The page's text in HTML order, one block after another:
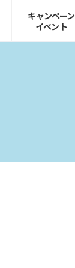
キャンペーン
イベント